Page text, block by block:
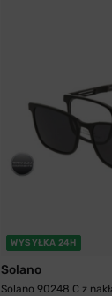
WYSYŁKA 24H
Solano
Solano 90248 C z